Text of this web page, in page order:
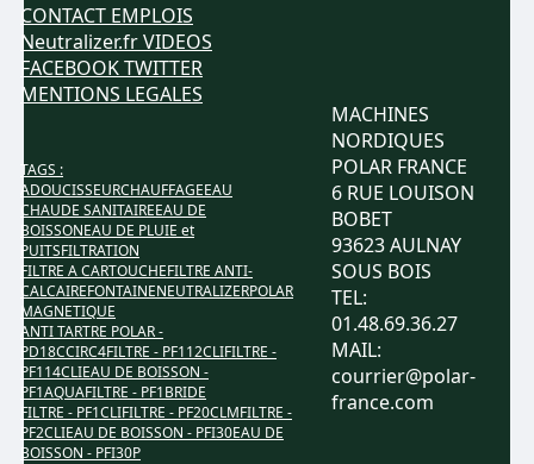
CONTACT EMPLOIS
Neutralizer.frVIDEOS
FACEBOOKTWITTER
MENTIONS LEGALES
TAGS :
ADOUCISSEURCHAUFFAGEEAU
CHAUDE SANITAIREEAU DE
BOISSONEAU DE PLUIE et
PUITSFILTRATION
FILTRE A CARTOUCHEFILTRE ANTI-
CALCAIREFONTAINENEUTRALIZERPOLAR
MAGNETIQUE
ANTI TARTRE POLAR -
PD18CCIRC4FILTRE - PF112CLIFILTRE -
PF114CLIEAU DE BOISSON -
PF1AQUAFILTRE - PF1BRIDE
FILTRE - PF1CLIFILTRE - PF20CLMFILTRE -
PF2CLIEAU DE BOISSON - PFI30EAU DE
BOISSON - PFI30P
MACHINES
NORDIQUES
POLAR FRANCE
6 RUE LOUISON
BOBET
93623 AULNAY
SOUS BOIS
TEL:
01.48.69.36.27
MAIL:
courrier@polar-
france.com